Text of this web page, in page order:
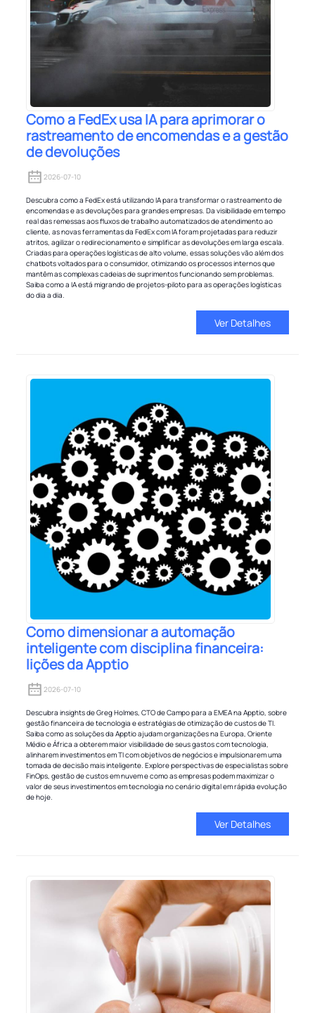
Como a FedEx usa IA para aprimorar o
rastreamento de encomendas e a gestão
de devoluções
2026-07-10
Descubra como a FedEx está utilizando IA para transformar o rastreamento de
encomendas e as devoluções para grandes empresas. Da visibilidade em tempo
real das remessas aos fluxos de trabalho automatizados de atendimento ao
cliente, as novas ferramentas da FedEx com IA foram projetadas para reduzir
atritos, agilizar o redirecionamento e simplificar as devoluções em larga escala.
Criadas para operações logísticas de alto volume, essas soluções vão além dos
chatbots voltados para o consumidor, otimizando os processos internos que
mantêm as complexas cadeias de suprimentos funcionando sem problemas.
Saiba como a IA está migrando de projetos-piloto para as operações logísticas
do dia a dia.
Ver Detalhes
Como dimensionar a automação
inteligente com disciplina financeira:
lições da Apptio
2026-07-10
Descubra insights de Greg Holmes, CTO de Campo para a EMEA na Apptio, sobre
gestão financeira de tecnologia e estratégias de otimização de custos de TI.
Saiba como as soluções da Apptio ajudam organizações na Europa, Oriente
Médio e África a obterem maior visibilidade de seus gastos com tecnologia,
alinharem investimentos em TI com objetivos de negócios e impulsionarem uma
tomada de decisão mais inteligente. Explore perspectivas de especialistas sobre
FinOps, gestão de custos em nuvem e como as empresas podem maximizar o
valor de seus investimentos em tecnologia no cenário digital em rápida evolução
de hoje.
Ver Detalhes